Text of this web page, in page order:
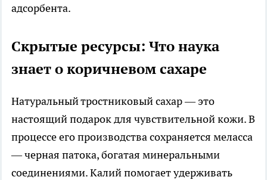
адсорбента.
Скрытые ресурсы: Что наука
знает о коричневом сахаре
Натуральный тростниковый сахар — это
настоящий подарок для чувствительной кожи. В
процессе его производства сохраняется меласса
— черная патока, богатая минеральными
соединениями. Калий помогает удерживать